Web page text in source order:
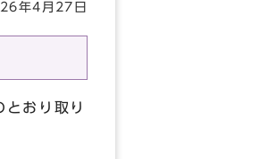
年4月27日
おり取り